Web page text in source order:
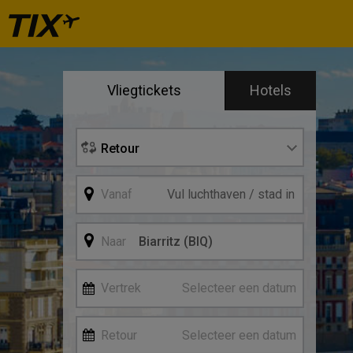
Vliegtickets Hotels
Retour
Vanaf
Naar
Vertrek Selecteer een datum
Retour Selecteer een datum